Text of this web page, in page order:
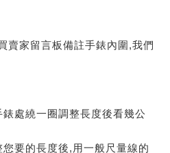
賣家留言板備註手錶內圍,我們
處繞一圈調整長度後看幾公
要的長度後,用一般尺量線的